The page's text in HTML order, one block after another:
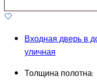
Входная дверь в
уличная
Толщина полотна: